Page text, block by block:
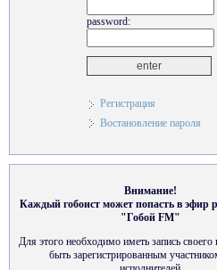
password:
Регистрация
Востановление пароля
Внимание!
Каждый гобоист может попасть в эфир
"Гобой FM"
Для этого необходимо иметь запись
быть зарегистрированным